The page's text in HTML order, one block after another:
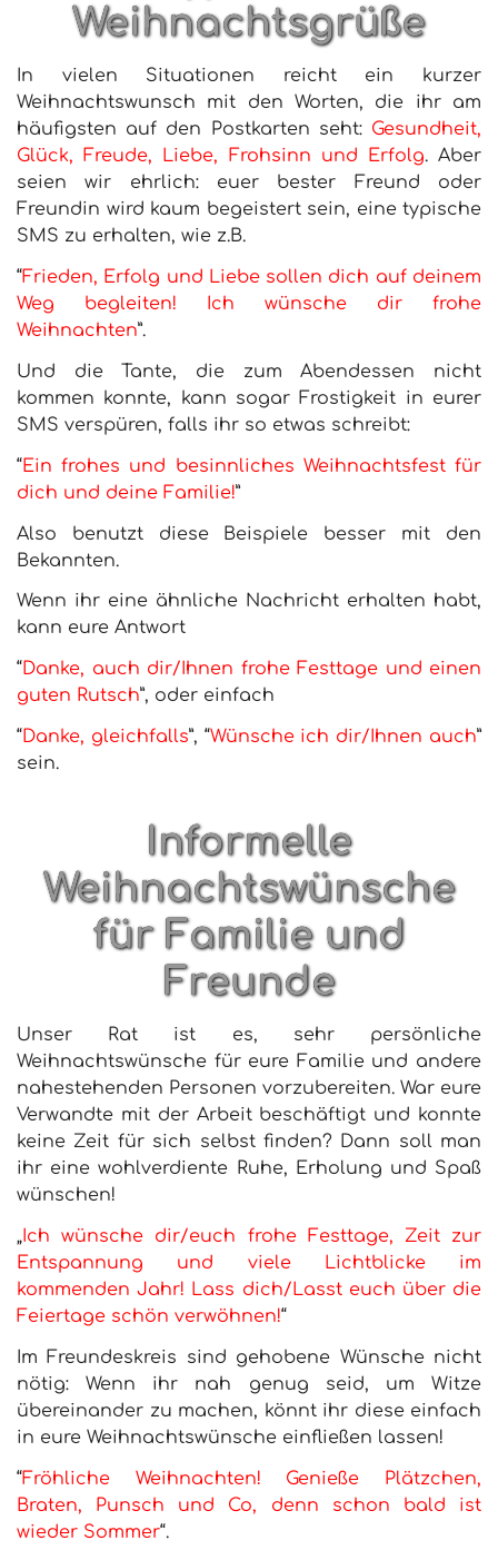
Weihnachtsgrüße
In vielen Situationen reicht ein kurzer
Weihnachtswunsch mit den Worten, die ihr am
häufigsten auf den Postkarten seht: Gesundheit,
Glück, Freude, Liebe, Frohsinn und Erfolg. Aber
seien wir ehrlich: euer bester Freund oder
Freundin wird kaum begeistert sein, eine typische
SMS zu erhalten, wie z.B.
“Frieden, Erfolg und Liebe sollen dich auf deinem
Weg begleiten! Ich wünsche dir frohe
Weihnachten”.
Und die Tante, die zum Abendessen nicht
kommen konnte, kann sogar Frostigkeit in eurer
SMS verspüren, falls ihr so etwas schreibt:
“Ein frohes und besinnliches Weihnachtsfest für
dich und deine Familie!”
Also benutzt diese Beispiele besser mit den
Bekannten.
Wenn ihr eine ähnliche Nachricht erhalten habt,
kann eure Antwort
“Danke, auch dir/Ihnen frohe Festtage und einen
guten Rutsch”, oder einfach
“Danke, gleichfalls”, “Wünsche ich dir/Ihnen auch”
sein.
Informelle
Weihnachtswünsche
für Familie und
Freunde
Unser Rat ist es, sehr persönliche
Weihnachtswünsche für eure Familie und andere
nahestehenden Personen vorzubereiten. War eure
Verwandte mit der Arbeit beschäftigt und konnte
keine Zeit für sich selbst finden? Dann soll man
ihr eine wohlverdiente Ruhe, Erholung und Spaß
wünschen!
„Ich wünsche dir/euch frohe Festtage, Zeit zur
Entspannung und viele Lichtblicke im
kommenden Jahr! Lass dich/Lasst euch über die
Feiertage schön verwöhnen!“
Im Freundeskreis sind gehobene Wünsche nicht
nötig: Wenn ihr nah genug seid, um Witze
übereinander zu machen, könnt ihr diese einfach
in eure Weihnachtswünsche einfließen lassen!
“Fröhliche Weihnachten! Genieße Plätzchen,
Braten, Punsch und Co, denn schon bald ist
wieder Sommer“.